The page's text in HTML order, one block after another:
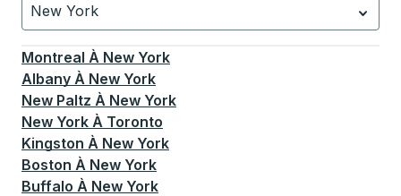
New York
Actuellement sélectionné: New York.La sélection est
Montreal À New York
Albany À New York
New Paltz À New York
New York À Toronto
Kingston À New York
Boston À New York
Buffalo À New York